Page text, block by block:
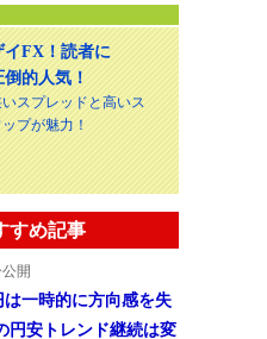
イFX！読者に
倒的人気！
スプレッドと高いス
ップが魅力！
すめ記事
開
一時的に方向感を失
円安トレンド継続は変